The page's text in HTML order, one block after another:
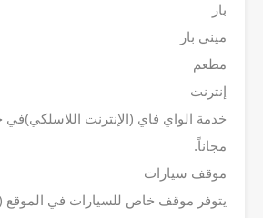
بار
ميني بار
مطعم
إنترنت
خدمة الواي فاي (الإنترنت اللاسلكي)في
مجاناً.
موقف سيارات
يتوفر موقف خاص للسيارات في الموقع